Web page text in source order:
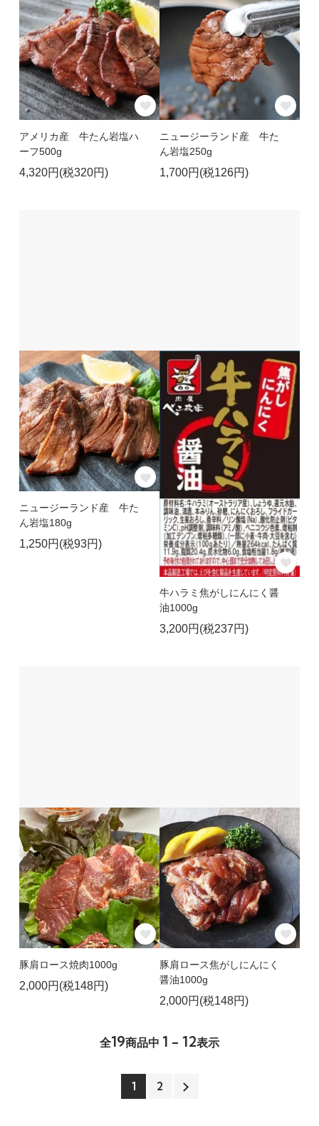
アメリカ産 牛たん岩塩ハ
ーフ500g
4,320円(税320円)
ニュージーランド産 牛た
ん岩塩250g
1,700円(税126円)
ニュージーランド産 牛た
ん岩塩180g
1,250円(税93円)
牛ハラミ焦がしにんにく醤
油1000g
3,200円(税237円)
豚肩ロース焼肉1000g
2,000円(税148円)
豚肩ロース焦がしにんにく
醤油1000g
2,000円(税148円)
全19商品中 1 - 12表示
1 2